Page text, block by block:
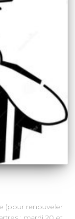
(pour renouveler